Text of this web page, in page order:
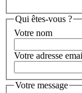
Qui êtes-vous ?
Votre nom
Votre adresse
Votre message